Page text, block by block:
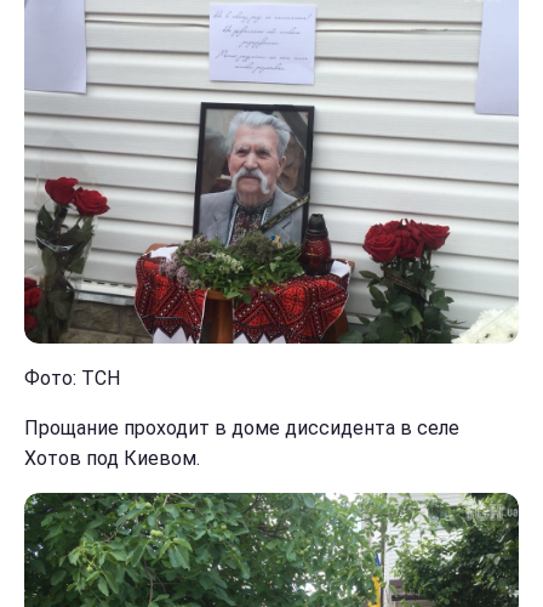
Фото: ТСН
Прощание проходит в доме диссидента в селе
Хотов под Киевом.